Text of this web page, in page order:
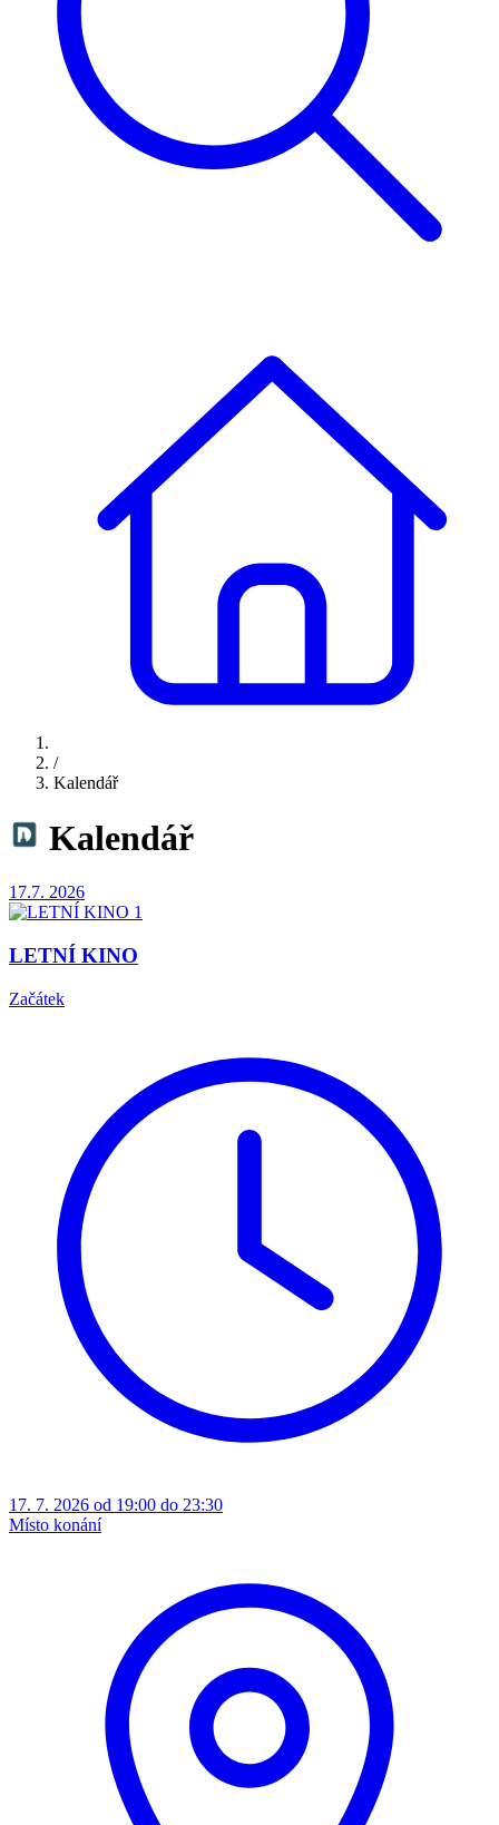
/
Kalendář
Kalendář
17.7. 2026
LETNÍ KINO
Začátek
17. 7. 2026 od 19:00 do 23:30
Místo konání